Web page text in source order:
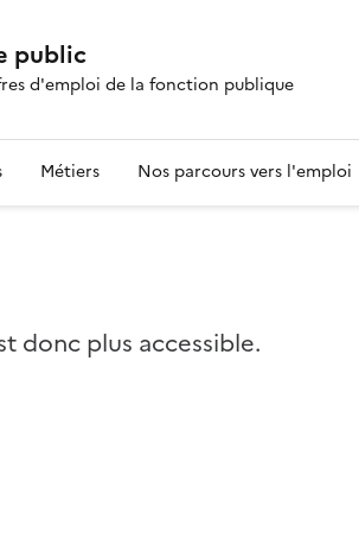
public
d'emploi de la fonction publique
Métiers Nos parcours vers l'emploi
donc plus accessible.